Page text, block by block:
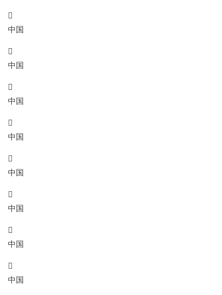

中国

中国

中国

中国

中国

中国

中国

中国